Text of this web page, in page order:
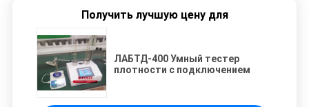
Получить лучшую цену для
ЛАБТД-400 Умный тестер
плотности с подключением